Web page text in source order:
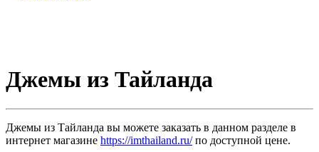
Джемы из Тайланда
Джемы из Тайланда вы можете заказать в данном разделе в
интернет магазине https://imthailand.ru/по доступной цене.